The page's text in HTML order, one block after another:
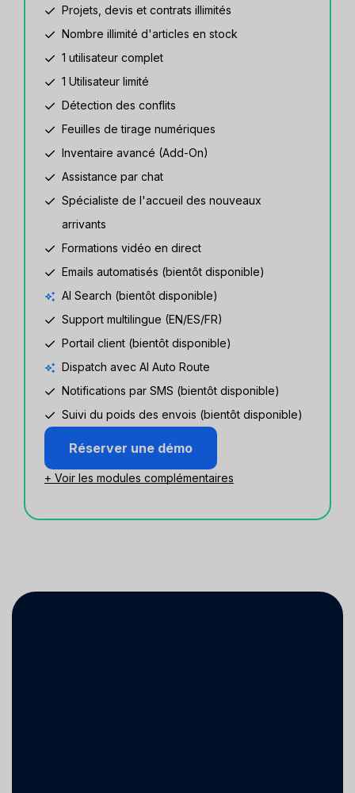
Projets, devis et contrats illimités
Nombre illimité d'articles en stock
1 utilisateur complet
1 Utilisateur limité
Détection des conflits
Feuilles de tirage numériques
Inventaire avancé (Add-On)
Assistance par chat
Spécialiste de l'accueil des nouveaux
arrivants
Formations vidéo en direct
Emails automatisés (bientôt disponible)
AI Search (bientôt disponible)
Support multilingue (EN/ES/FR)
Portail client (bientôt disponible)
Dispatch avec AI Auto Route
Notifications par SMS (bientôt disponible)
Suivi du poids des envois (bientôt disponible)
Réserver une démo
+ Voir les modules complémentaires